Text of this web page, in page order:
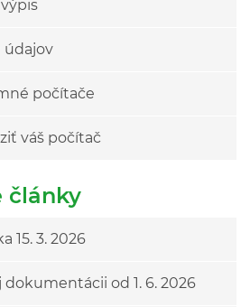
údajov
počítače
váš počítač
články
15. 3. 2026
od 1. 6. 2026